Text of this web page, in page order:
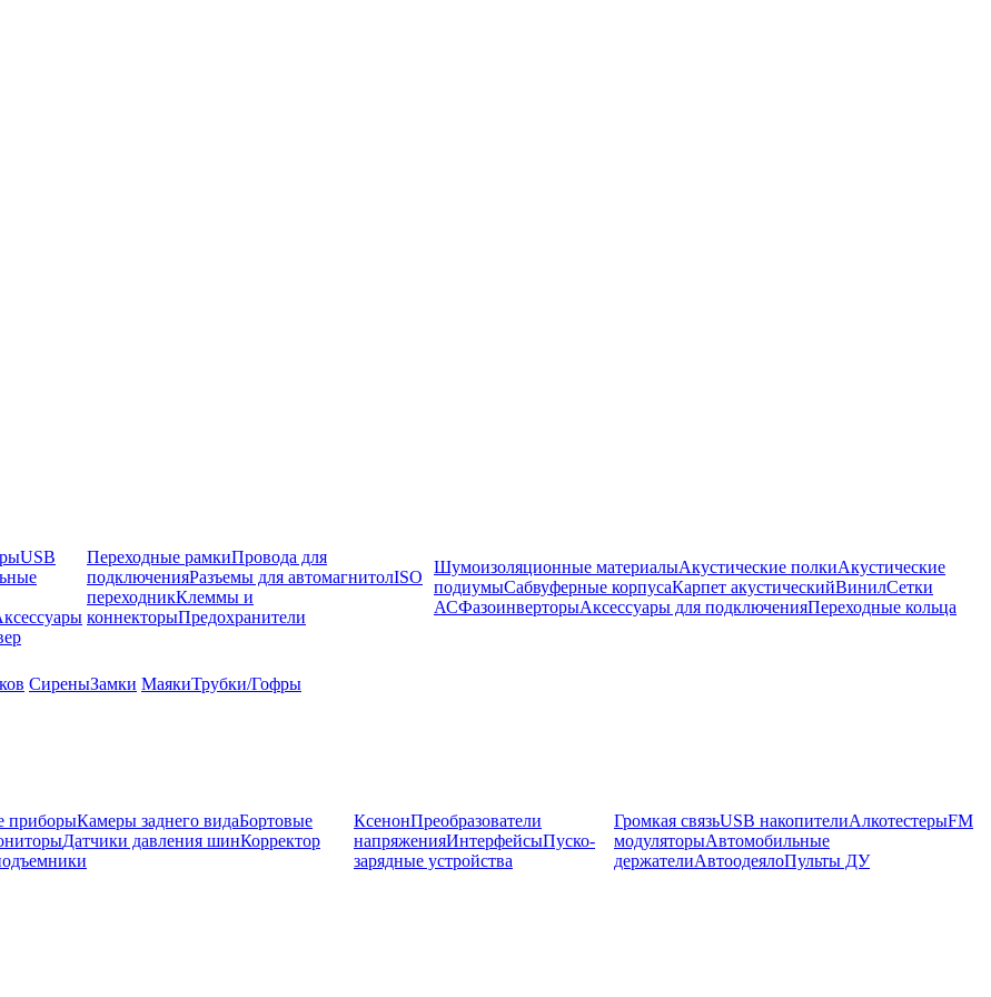
USB
Переходные рамкиПровода для
подключенияРазъемы для автомагнитолISO
переходникКлеммы и
коннекторыПредохранители
Шумоизоляционные материалыАкустические полкиАкустические
подиумыСабвуферные корпусаКарпет акустическийВинилСетки
АСФазоинверторыАксессуары для подключенияПереходные кольца
СиреныЗамки МаякиТрубки/Гофры
приборыКамеры заднего видаБортовые
Датчики давления шинКорректор
КсенонПреобразователи
напряженияИнтерфейсыПуско-
зарядные устройства
Громкая связьUSB накопителиАлкотестерыFM
модуляторыАвтомобильные
держателиАвтоодеялоПульты ДУ